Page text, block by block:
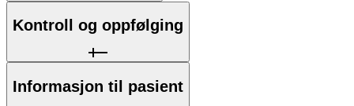
Kontroll og oppfølging
Informasjon til pasient